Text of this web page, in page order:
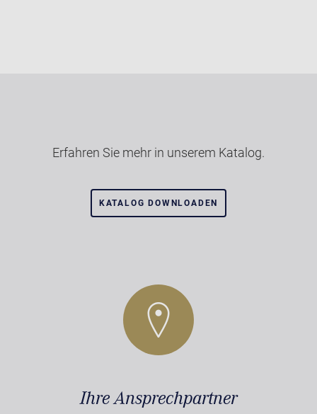
Erfahren Sie mehr in unserem Katalog.
KATALOG DOWNLOADEN
Ihre Ansprechpartner